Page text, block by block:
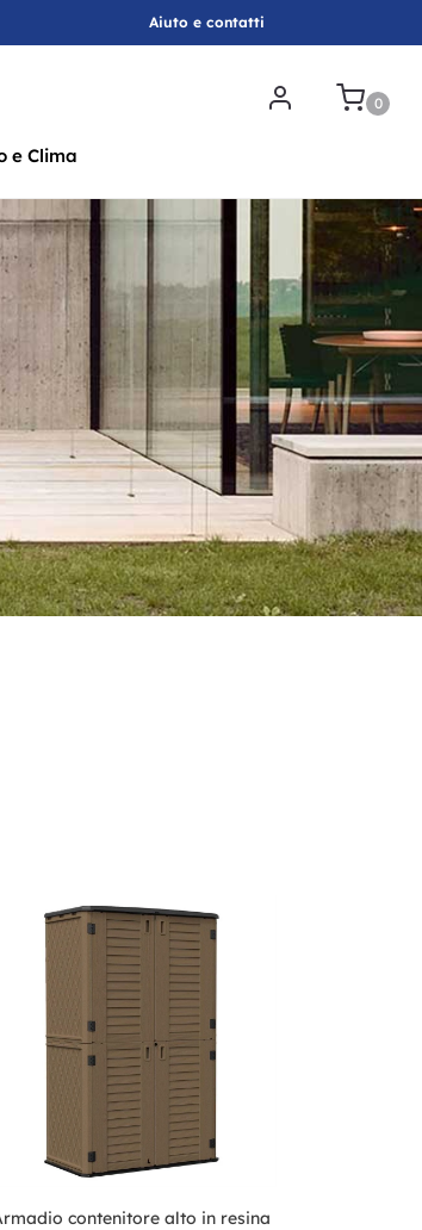
Aiuto e contatti
0
e Clima
contenitore alto in resina